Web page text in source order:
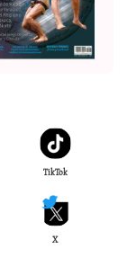
TikTok
X